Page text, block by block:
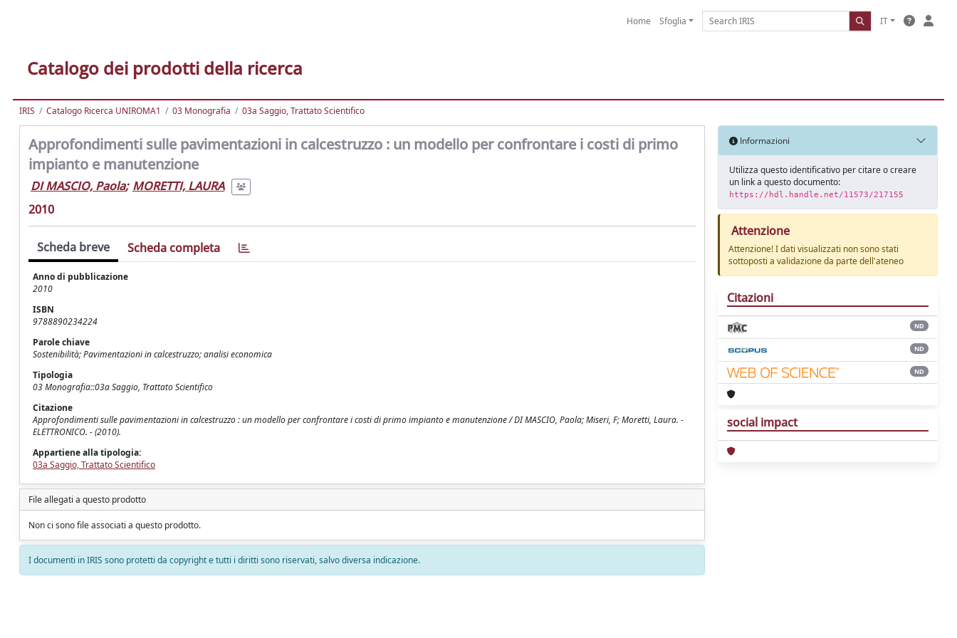
Home Sfoglia IT
Catalogo dei prodotti della ricerca
IRIS Catalogo Ricerca UNIROMA1 03 Monografia 03a Saggio, Trattato Scientifico
Approfondimenti sulle pavimentazioni in calcestruzzo : un modello per confrontare i costi di primo
impianto e manutenzione
DI MASCIO, Paola; MORETTI, LAURA
2010
Scheda breve Scheda completa
Anno di pubblicazione
2010
ISBN
9788890234224
Parole chiave
Sostenibilità; Pavimentazioni in calcestruzzo; analisi economica
Tipologia
03 Monografia::03a Saggio, Trattato Scientifico
Citazione
Approfondimenti sulle pavimentazioni in calcestruzzo : un modello per confrontare i costi di primo impianto e manutenzione / DI MASCIO, Paola; Miseri, F; Moretti, Laura. -
ELETTRONICO. - (2010).
Appartiene alla tipologia:
03a Saggio, Trattato Scientifico
File allegati a questo prodotto
Non ci sono file associati a questo prodotto.
I documenti in IRIS sono protetti da copyright e tutti i diritti sono riservati, salvo diversa indicazione.
Informazioni
Utilizza questo identificativo per citare o creare
un link a questo documento:
https://hdl.handle.net/11573/217155
Attenzione
Attenzione! I dati visualizzati non sono stati
sottoposti a validazione da parte dell'ateneo
Citazioni
ND
ND
ND
social impact